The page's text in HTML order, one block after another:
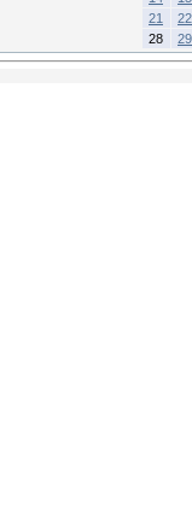
21
22
28
29